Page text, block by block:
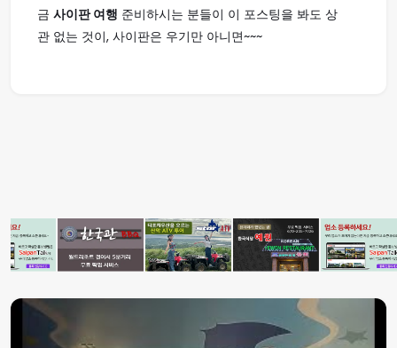
금 사이판 여행 준비하시는 분들이 이 포스팅을 봐도 상
관 없는 것이, 사이판은 우기만 아니면~~~